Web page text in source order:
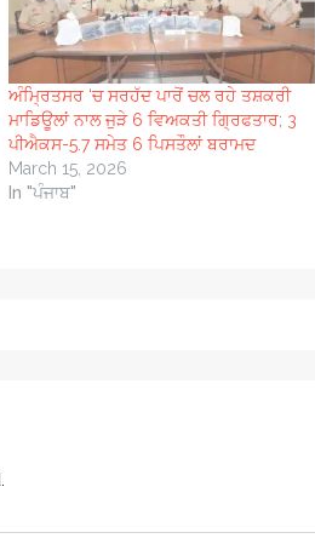
ਅੰਮ੍ਰਿਤਸਰ ‘ਚ ਸਰਹੱਦ ਪਾਰੋਂ ਚਲ ਰਹੇ ਤਸ਼ਕਰੀ
ਮਾਡਿਊਲਾਂ ਨਾਲ ਜੁੜੇ 6 ਵਿਅਕਤੀ ਗ੍ਰਿਫਤਾਰ; 3
ਪੀਐਕਸ-5.7 ਸਮੇਤ 6 ਪਿਸਤੌਲਾਂ ਬਰਾਮਦ
March 15, 2026
In "ਪੰਜਾਬ"